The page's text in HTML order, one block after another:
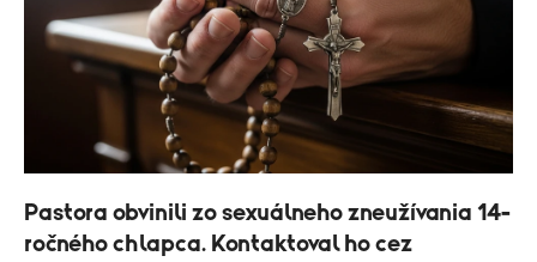
Pastora obvinili zo sexuálneho zneužívania 14-
ročného chlapca. Kontaktoval ho cez